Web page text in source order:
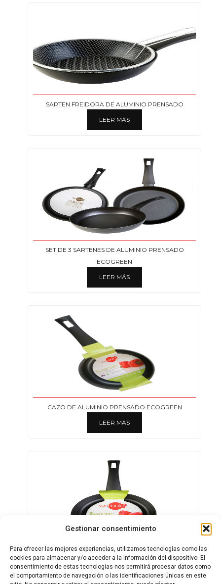
Gestionar consentimiento
Para ofrecer las mejores experiencias, utilizamos tecnologías como las
cookies para almacenar y/o acceder a la información del dispositivo. El
consentimiento de estas tecnologías nos permitirá procesar datos como
el comportamiento de navegación o las identificaciones únicas en este
SARTEN FREIDORA DE ALUMINIO PRENSADO
LEER MÁS
SET DE 3 SARTENES DE ALUMINIO PRENSADO
ECOGREEN
LEER MÁS
CAZO DE ALUMINIO PRENSADO ECOGREEN
LEER MÁS
SARTENES DE ALUMINIO PRENSADO ECOGREEN
LEER MÁS